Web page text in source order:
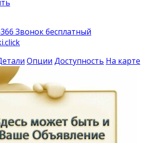
Звонок бесплатный
Опции Доступность На карте